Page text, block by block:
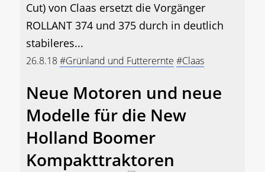
Cut) von Claas ersetzt die Vorgänger
ROLLANT 374 und 375 durch in deutlich
stabileres...
26.8.18#Grünland und Futterernte #Claas
Neue Motoren und neue
Modelle für die New
Holland Boomer
Kompakttraktoren